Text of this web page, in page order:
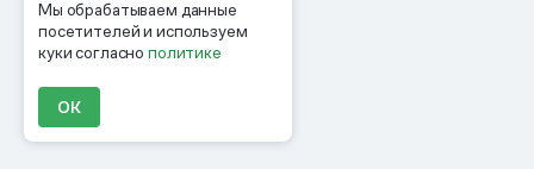
Мы обрабатываем данные
посетителей и используем
куки согласнополитике
ОК